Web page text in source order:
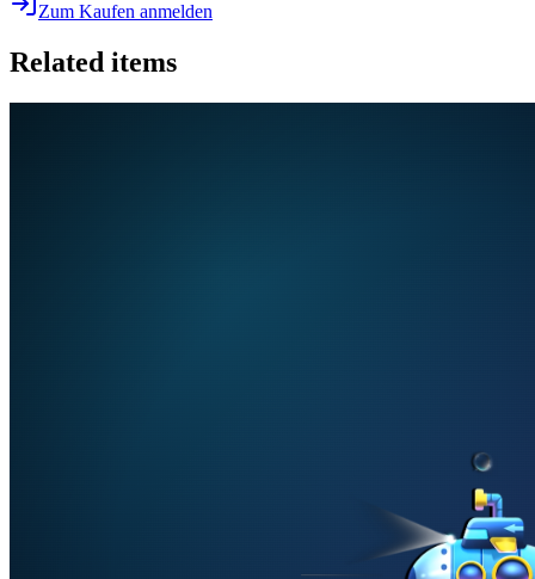
Zum Kaufen anmelden
Related items